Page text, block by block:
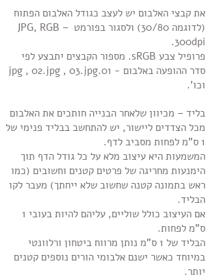
את קבצי האלבום יש לעצב כגודל האלבום הפתוח
(לדוגמה 30/80) ולסגור בפורמט JPG, RGB –
300dpi.
פרופיל צבע sRGB.
מספור הקבצים יתבצע לפי
סדר ההופעה באלבום - 01.jpg , 02.jpg , 03.jpg
וכו'.
בליד – מכיוון שלאחר הבנייה חותכים את האלבום
מכל הצדדים ליישור, יש להתחשב בבליד פנימי של
1 ס"מ לפחות מסביב לדף.
המשמעות היא עיצוב מלא על כל גודל הדף תוך
הימנעות מחריגה של פרטים קטנים וחשובים (כמו
ראש בתמונה קטנה שחשוב שלא ייחתך) מעבר לקו
הבליד.
אם העיצוב כולל שוליים, עליהם להיות בעובי 1
ס"מ לפחות.
הבליד של 1 ס"מ נותן מרווח ביטחון ורלוונטי
במיוחד כאשר ישנם אלבומי הורים נוספים קטנים
יותר.